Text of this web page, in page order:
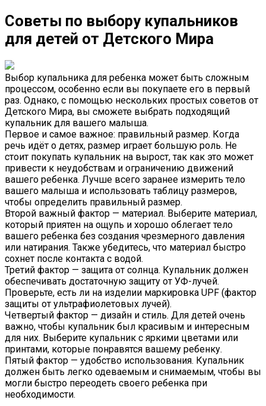
Советы по выбору купальников
для детей от Детского Мира
Выбор купальника для ребенка может быть сложным
процессом, особенно если вы покупаете его в первый
раз. Однако, с помощью нескольких простых советов от
Детского Мира, вы сможете выбрать подходящий
купальник для вашего малыша.
Первое и самое важное: правильный размер. Когда
речь идёт о детях, размер играет большую роль. Не
стоит покупать купальник на вырост, так как это может
привести к неудобствам и ограничению движений
вашего ребенка. Лучше всего заранее измерить тело
вашего малыша и использовать таблицу размеров,
чтобы определить правильный размер.
Второй важный фактор — материал. Выберите материал,
который приятен на ощупь и хорошо облегает тело
вашего ребенка без создания чрезмерного давления
или натирания. Также убедитесь, что материал быстро
сохнет после контакта с водой.
Третий фактор — защита от солнца. Купальник должен
обеспечивать достаточную защиту от УФ-лучей.
Проверьте, есть ли на изделии маркировка UPF (фактор
защиты от ультрафиолетовых лучей).
Четвертый фактор — дизайн и стиль. Для детей очень
важно, чтобы купальник был красивым и интересным
для них. Выберите купальник с яркими цветами или
принтами, которые понравятся вашему ребенку.
Пятый фактор — удобство использования. Купальник
должен быть легко одеваемым и снимаемым, чтобы вы
могли быстро переодеть своего ребенка при
необходимости.